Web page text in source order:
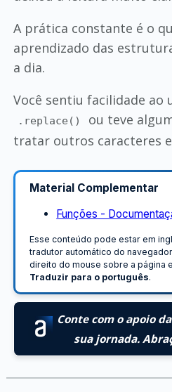
A prática constante é o
aprendizado das
a dia.
Você sentiu facilidade ao
.replace()
ou teve
tratar outros caracteres
Material Complementar
Funções -
Esse conteúdo pode estar em
tradutor automático do
direito do mouse sobre a página
Traduzir para o português.
Conte com o apoio
sua jornada.